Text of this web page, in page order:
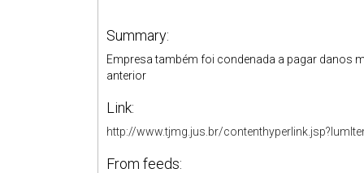
Summary:
Empresa também foi condenada a pagar danos
anterior
Link:
http://www.tjmg.jus.br/
From feeds: